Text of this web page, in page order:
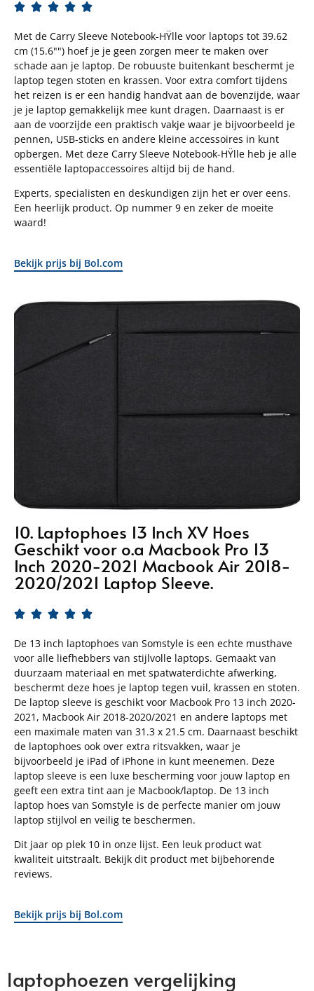
    
Met de Carry Sleeve Notebook-HŸlle voor laptops tot 39.62
cm (15.6"") hoef je je geen zorgen meer te maken over
schade aan je laptop. De robuuste buitenkant beschermt je
laptop tegen stoten en krassen. Voor extra comfort tijdens
het reizen is er een handig handvat aan de bovenzijde, waar
je je laptop gemakkelijk mee kunt dragen. Daarnaast is er
aan de voorzijde een praktisch vakje waar je bijvoorbeeld je
pennen, USB-sticks en andere kleine accessoires in kunt
opbergen. Met deze Carry Sleeve Notebook-HŸlle heb je alle
essentiële laptopaccessoires altijd bij de hand.
Experts, specialisten en deskundigen zijn het er over eens.
Een heerlijk product. Op nummer 9 en zeker de moeite
waard!
Bekijk prijs bij Bol.com
10. Laptophoes 13 Inch XV Hoes
Geschikt voor o.a Macbook Pro 13
Inch 2020-2021 Macbook Air 2018-
2020/2021 Laptop Sleeve.
    
De 13 inch laptophoes van Somstyle is een echte musthave
voor alle liefhebbers van stijlvolle laptops. Gemaakt van
duurzaam materiaal en met spatwaterdichte afwerking,
beschermt deze hoes je laptop tegen vuil, krassen en stoten.
De laptop sleeve is geschikt voor Macbook Pro 13 inch 2020-
2021, Macbook Air 2018-2020/2021 en andere laptops met
een maximale maten van 31.3 x 21.5 cm. Daarnaast beschikt
de laptophoes ook over extra ritsvakken, waar je
bijvoorbeeld je iPad of iPhone in kunt meenemen. Deze
laptop sleeve is een luxe bescherming voor jouw laptop en
geeft een extra tint aan je Macbook/laptop. De 13 inch
laptop hoes van Somstyle is de perfecte manier om jouw
laptop stijlvol en veilig te beschermen.
Dit jaar op plek 10 in onze lijst. Een leuk product wat
kwaliteit uitstraalt. Bekijk dit product met bijbehorende
reviews.
Bekijk prijs bij Bol.com
laptophoezen vergelijking